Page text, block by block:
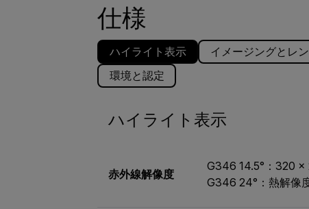
仕様
ハイライト表示 イメージングとレ
環境と認定
ハイライト表示
赤外線解像度
G346 14.5°：320 ×
G346 24°：熱解像